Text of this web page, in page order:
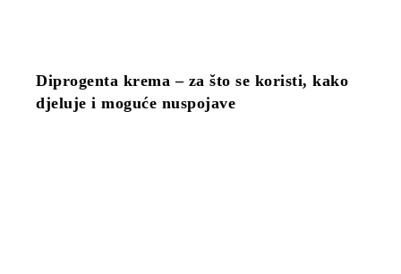
Diprogenta krema – za što se koristi, kako
djeluje i moguće nuspojave